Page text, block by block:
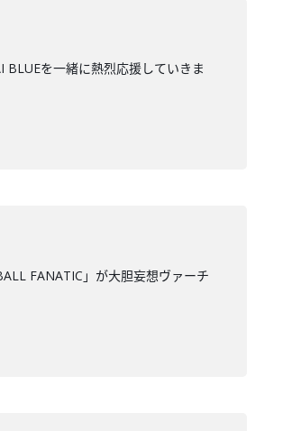
BLUEを一緒に熱烈応援していきま
FANATIC」が大胆妄想ヴァーチ